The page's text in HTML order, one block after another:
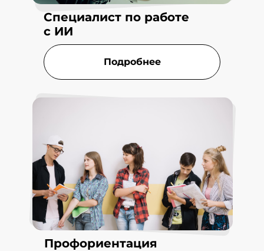
Подробнее
Специалист по работе
с ИИ
Профориентация